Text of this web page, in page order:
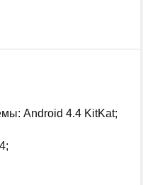
Android 4.4 KitKat;